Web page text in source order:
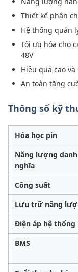
Thiết kế phân
Hệ thống quản
Tối ưu hóa cho
48V
Hiệu quả cao
An toàn tăng
Thông số kỹ
Hóa học pin
Năng lượng danh
nghĩa
Công suất
Lưu trữ năng
Điện áp hệ thống
BMS